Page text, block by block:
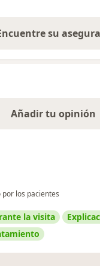
su
Añadir tu opinión
los pacientes
la visita